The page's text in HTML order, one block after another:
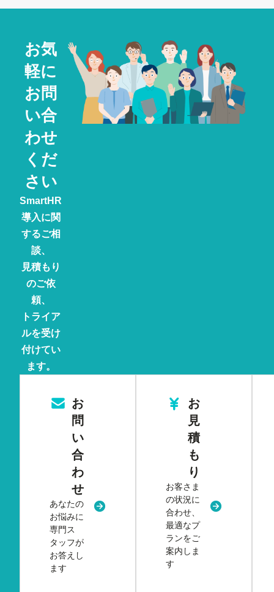
お気
軽に
お問
い合
わせ
くだ
さい
SmartHR
導入に関
するご相
談、
見積もり
のご依
頼、
トライア
ルを受け
付けてい
ます。
お
問
い
合
わ
せ
あなたの
お悩みに
専門ス
タッフが
お答えし
ます
新規タブまたはウィンドウで開く
お
見
積
も
り
お客さま
の状況に
合わせ、
最適なプ
ランをご
案内しま
す
新規タブま